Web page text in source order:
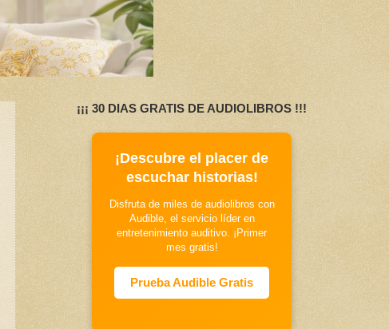
¡¡¡ 30 DIAS GRATIS DE AUDIOLIBROS !!!
¡Descubre el placer de
escuchar historias!
Disfruta de miles de audiolibros con
Audible, el servicio líder en
entretenimiento auditivo. ¡Primer
mes gratis!
Prueba Audible Gratis